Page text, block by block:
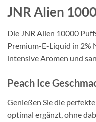
JNR Alien
Die JNR Alien 10000
Premium-E-Liquid in 2%
intensive Aromen und
Peach Ice
Genießen Sie die
optimal ergänzt, ohne